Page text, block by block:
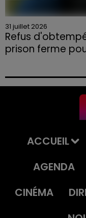
31 juillet 2026
Refus
prison ferme
permis et la
ACCUEIL
AGENDA
CINÉMA